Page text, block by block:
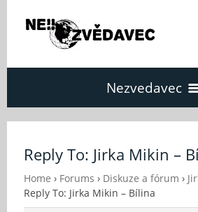
Nezvedavec
Fórum
Reply To: Jirka Mikin –
Home › Forums › Diskuze a fórum ›
Reply To: Jirka Mikin – Bílina